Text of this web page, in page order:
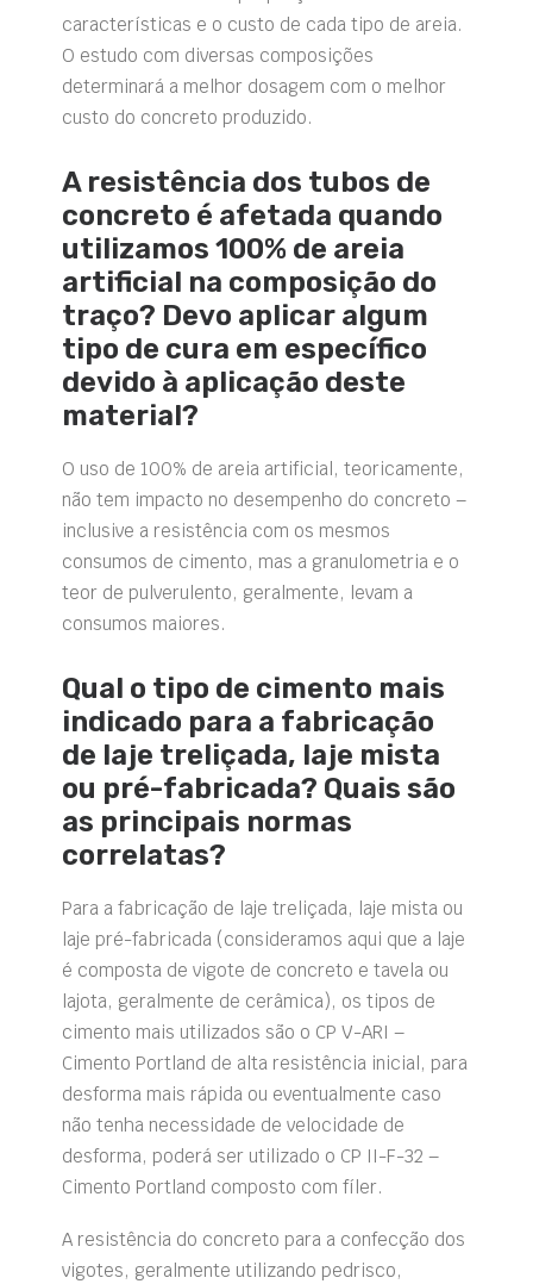
características e o custo de cada tipo de areia.
O estudo com diversas composições
determinará a melhor dosagem com o melhor
custo do concreto produzido.
A resistência dos tubos de
concreto é afetada quando
utilizamos 100% de areia
artificial na composição do
traço? Devo aplicar algum
tipo de cura em específico
devido à aplicação deste
material?
O uso de 100% de areia artificial, teoricamente,
não tem impacto no desempenho do concreto –
inclusive a resistência com os mesmos
consumos de cimento, mas a granulometria e o
teor de pulverulento, geralmente, levam a
consumos maiores.
Qual o tipo de cimento mais
indicado para a fabricação
de laje treliçada, laje mista
ou pré-fabricada? Quais são
as principais normas
correlatas?
Para a fabricação de laje treliçada, laje mista ou
laje pré-fabricada (consideramos aqui que a laje
é composta de vigote de concreto e tavela ou
lajota, geralmente de cerâmica), os tipos de
cimento mais utilizados são o CP V-ARI –
Cimento Portland de alta resistência inicial, para
desforma mais rápida ou eventualmente caso
não tenha necessidade de velocidade de
desforma, poderá ser utilizado o CP II-F-32 –
Cimento Portland composto com fíler.
A resistência do concreto para a confecção dos
vigotes, geralmente utilizando pedrisco,